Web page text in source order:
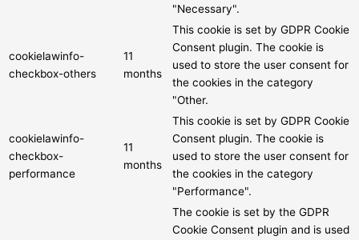
"Necessary".
cookielawinfo-
checkbox-others
11
months
This cookie is set by GDPR Cookie
Consent plugin. The cookie is
used to store the user consent for
the cookies in the category
"Other.
cookielawinfo-
checkbox-
performance
11
months
This cookie is set by GDPR Cookie
Consent plugin. The cookie is
used to store the user consent for
the cookies in the category
"Performance".
The cookie is set by the GDPR
Cookie Consent plugin and is used